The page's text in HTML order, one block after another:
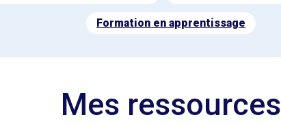
Formation en apprentissage
Mes ressources